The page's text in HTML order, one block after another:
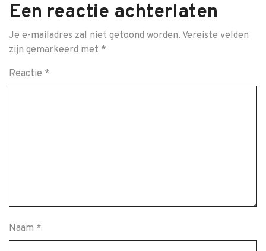
Een reactie achterlaten
Je e-mailadres zal niet getoond worden. Vereiste velden
zijn gemarkeerd met *
Reactie *
Naam *